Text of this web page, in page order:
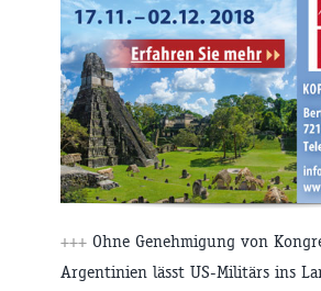
+++ Ohne Genehmigung von
Argentinien lässt US-Militärs ins